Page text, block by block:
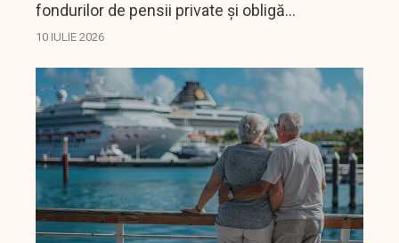
fondurilor de pensii private și obligă
administratorii să corecteze abaterile în cel
10 IULIE 2026